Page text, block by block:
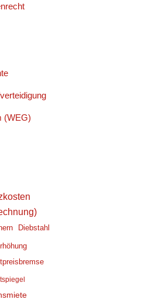
(WEG)
Diebstahl